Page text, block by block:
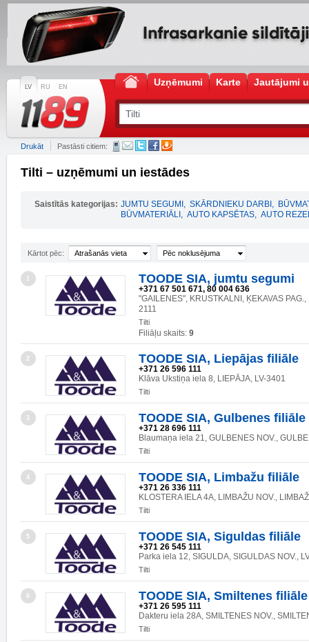
LV RU EN Uzņēmumi Karte Jautājumi
Drukāt Pastāsti citiem:
Tilti – uzņēmumi un iestādes
Saistītās kategorijas: JUMTU SEGUMI , SKĀRDNIEKU DARBI ,
BŪVMATERIĀLI , AUTO KAPSĒTAS, AUTO
Kārtot pēc: Atrašanās vieta Pēc noklusējuma
1 TOODE SIA, jumtu segumi
+371 67 501 671, 80 004 636
"GAILENES", KRUSTKALNI, ĶEKAVAS PAG.,
2111
Tilti
Filiāļu skaits: 9
2 TOODE SIA, Liepājas filiāle
+371 26 596 111
Klāva Ukstiņa iela 8, LIEPĀJA, LV-3401
Tilti
3 TOODE SIA, Gulbenes filiāle
+371 28 696 111
Blaumaņa iela 21, GULBENES NOV.,
Tilti
4 TOODE SIA, Limbažu filiāle
+371 26 336 111
KLOSTERA IELA 4A, LIMBAŽU NOV.,
Tilti
5 TOODE SIA, Siguldas filiāle
+371 26 545 111
Parka iela 12, SIGULDA, SIGULDAS NOV.,
Tilti
6 TOODE SIA, Smiltenes filiāle
+371 26 595 111
Dakteru iela 28A, SMILTENES NOV.,
Tilti